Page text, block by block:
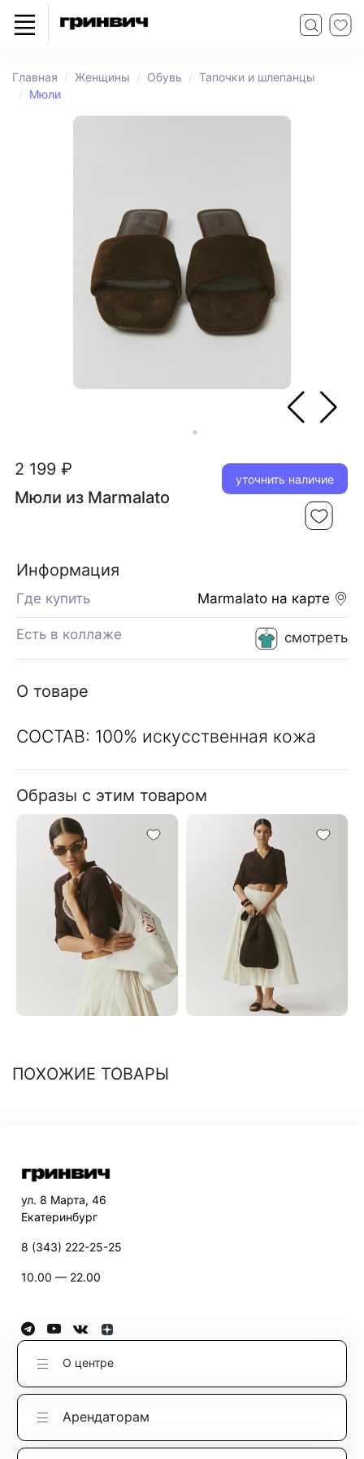
Главная Женщины Обувь
Тапочки и шлепанцы
Мюли
2 199 ₽
Мюли из Marmalato
уточнить наличие
Информация
Marmalato на карте
Где купить
смотреть
Есть в коллаже
О товаре
СОСТАВ: 100% искусственная кожа
Образы с этим товаром
ПОХОЖИЕ ТОВАРЫ
ул. 8 Марта, 46
Екатеринбург
8 (343) 222-25-25
10.00 — 22.00
О центре
Арендаторам